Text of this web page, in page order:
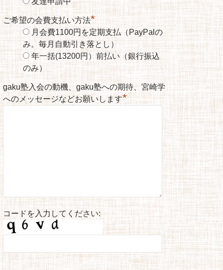
ご希望の会費支払い方法*
月会費1100円を定期支払（PayPalの
み。毎月自動引き落とし）
年一括(13200円）前払い（銀行振込
のみ）
gaku塾入会の動機、gaku塾への期待、宮崎学
へのメッセージなどお願いします*
コードを入力してください: